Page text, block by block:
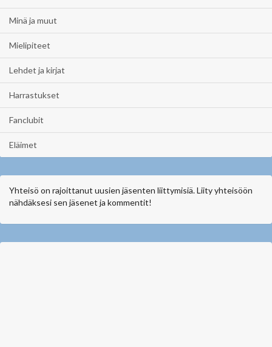
Minä ja muut
Mielipiteet
Lehdet ja kirjat
Harrastukset
Fanclubit
Eläimet
Yhteisö on rajoittanut uusien jäsenten liittymisiä. Liity yhteisöön
nähdäksesi sen jäsenet ja kommentit!